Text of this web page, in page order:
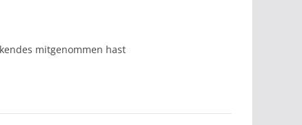
mitgenommen hast